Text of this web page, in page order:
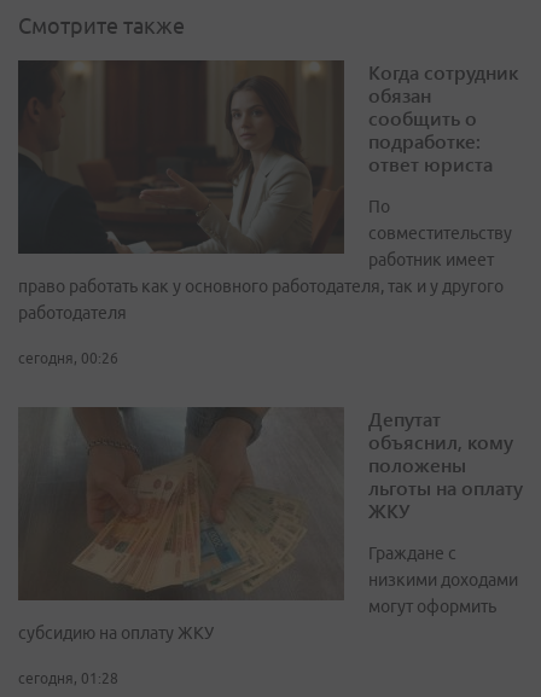
Смотрите также
Когда сотрудник
обязан
сообщить о
подработке:
ответ юриста
По
совместительству
работник имеет
право работать как у основного работодателя, так и у другого
работодателя
сегодня, 00:26
Депутат
объяснил, кому
положены
льготы на оплату
ЖКУ
Граждане с
низкими доходами
могут оформить
субсидию на оплату ЖКУ
сегодня, 01:28